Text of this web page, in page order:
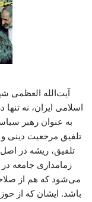
آیت‌الله العظمی
اسلامی ایران، نه تنها
به عنوان رهبر
تلفیق مرجعیت دینی
تلفیق، ریشه در
زمامداری جامعه
می‌شود که هم از
باشد. ایشان که از